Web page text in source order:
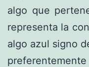
algo que
representa la
algo azul signo